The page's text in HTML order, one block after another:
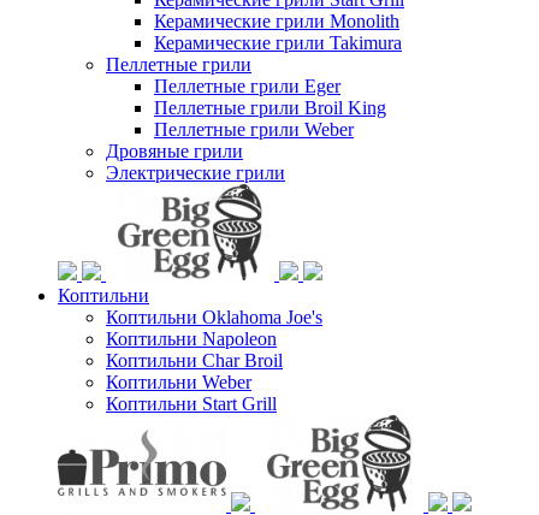
Керамические грили Monolith
Керамические грили Takimura
Пеллетные грили
Пеллетные грили Eger
Пеллетные грили Broil King
Пеллетные грили Weber
Дровяные грили
Электрические грили
Коптильни
Коптильни Oklahoma Joe's
Коптильни Napoleon
Коптильни Char Broil
Коптильни Weber
Коптильни Start Grill